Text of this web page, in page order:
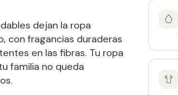
dejan la ropa
con fragancias duraderas
en las fibras. Tu ropa
familia no queda